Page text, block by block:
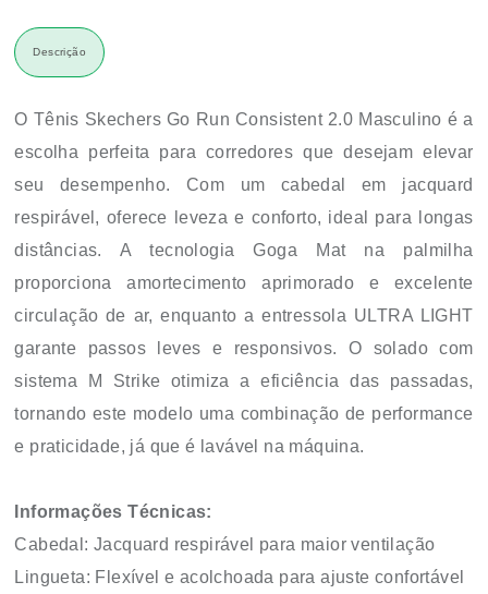
Descrição
O Tênis Skechers Go Run Consistent 2.0 Masculino é a
escolha perfeita para corredores que desejam elevar
seu desempenho. Com um cabedal em jacquard
respirável, oferece leveza e conforto, ideal para longas
distâncias. A tecnologia Goga Mat na palmilha
proporciona amortecimento aprimorado e excelente
circulação de ar, enquanto a entressola ULTRA LIGHT
garante passos leves e responsivos. O solado com
sistema M Strike otimiza a eficiência das passadas,
tornando este modelo uma combinação de performance
e praticidade, já que é lavável na máquina.
Informações Técnicas:
Cabedal: Jacquard respirável para maior ventilação
Lingueta: Flexível e acolchoada para ajuste confortável